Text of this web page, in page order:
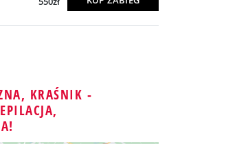
KRAŚNIK -